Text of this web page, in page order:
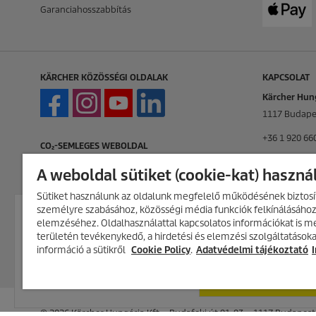
AKCIÓS TERMÉKEK
Fedezd fel folyamatosan frissülő
kínálatunkat, és találd meg a legjobb
ajánlatokat.
Garanciahosszabbítás
KÄRCHER KÖZÖSSÉGI OLDALAK
CO₂-SEMLEGES WEBOLDAL
KAPCSOLAT
Kärcher
1117
+36 1 920
Keress
© 2026 Kärcher Hungária Kft. • Budafoki út 91-93. • 1117 Budapest
A weboldal sütiket (cookie-kat)
Sütiket használunk az oldalunk megfelelő működésének
személyre szabásához, közösségi média funkciók
elemzéséhez. Oldalhasználattal kapcsolatos információkat is
területén tevékenykedő, a hirdetési és elemzési
információ a sütikről Cookie Policy. Adatvédelmi tájékoztató